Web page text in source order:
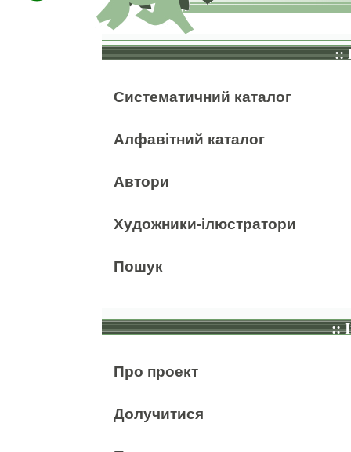
::
Систематичний каталог
Алфавітний каталог
Автори
Художники-ілюстратори
Пошук
::
Про проект
Долучитися